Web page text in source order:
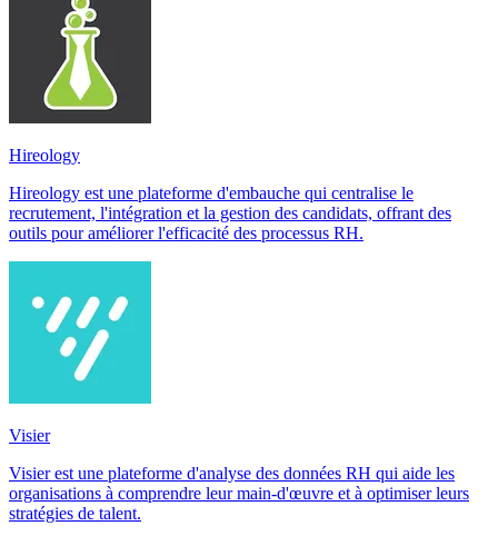
Hireology
Hireology est une plateforme d'embauche qui centralise le
recrutement, l'intégration et la gestion des candidats, offrant des
outils pour améliorer l'efficacité des processus RH.
Visier
Visier est une plateforme d'analyse des données RH qui aide les
organisations à comprendre leur main-d'œuvre et à optimiser leurs
stratégies de talent.